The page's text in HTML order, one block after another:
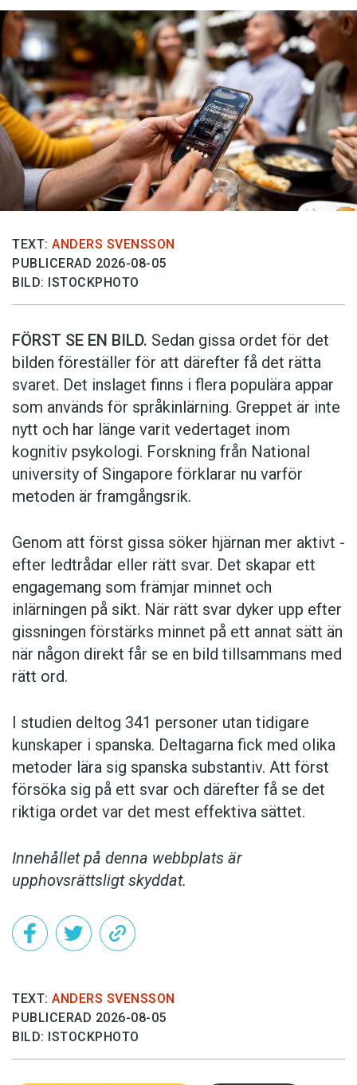
TEXT: ANDERS SVENSSON
PUBLICERAD 2026-08-05
BILD: ISTOCKPHOTO
FÖRST SE EN BILD. Sedan gissa ordet för det
bilden föreställer för att därefter få det rätta
svaret. Det inslaget finns i flera populära appar
som används för språkinlärning. Greppet är inte
nytt och har länge varit vedertaget inom
kognitiv psykologi. Forskning från National
university of Singa­pore förklarar nu varför
metoden är framgångsrik.
Genom att först gissa ­söker hjärnan mer aktivt ­
efter ledtrådar eller rätt svar. Det skapar ett
engagemang som främjar minnet och
inlärningen på sikt. När rätt svar dyker upp efter
gissningen förstärks minnet på ett annat sätt än
när någon direkt får se en bild tillsammans med
rätt ord.
I studien deltog 341 personer utan tidigare
kunskaper i spanska. Deltagarna fick med olika
metoder lära sig spanska substantiv. Att först
försöka sig på ett svar och därefter få se det
riktiga ordet var det mest effektiva sättet.
Innehållet på denna webbplats är
upphovsrättsligt skyddat.
TEXT: ANDERS SVENSSON
PUBLICERAD 2026-08-05
BILD: ISTOCKPHOTO